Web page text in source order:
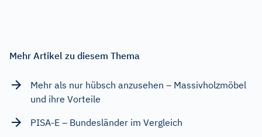
Mehr Artikel zu diesem Thema
Mehr als nur hübsch anzusehen – Massivholzmöbel
und ihre Vorteile
PISA-E – Bundesländer im Vergleich